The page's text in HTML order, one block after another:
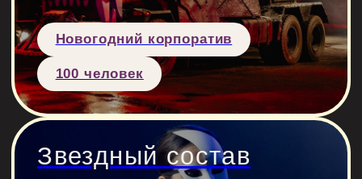
60 человек
ВАШЕ
МЕРОПРИЯТИЕ